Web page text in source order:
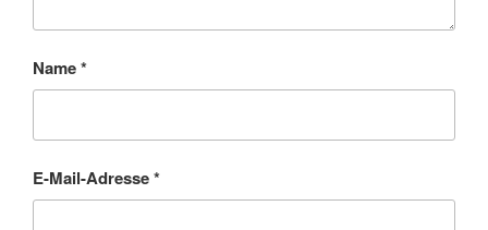
Name*
E-Mail-Adresse*